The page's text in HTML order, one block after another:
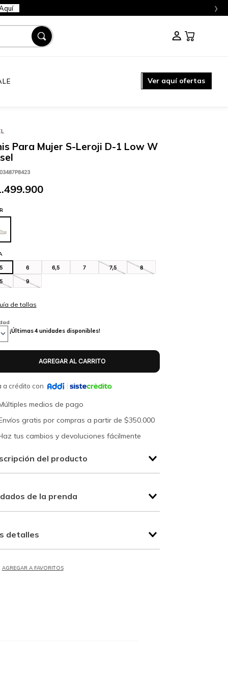
›
Ver aquí ofertas
Para Mujer S-Leroji D-1 Low W
.499.900
6 6,5 7 7,5 8
9
¡Últimas4unidades disponibles!
a crédito con
medios de pago
gratis por compras a partir de $350.000
tus cambios y devoluciones fácilmente
del producto
de la prenda
detalles